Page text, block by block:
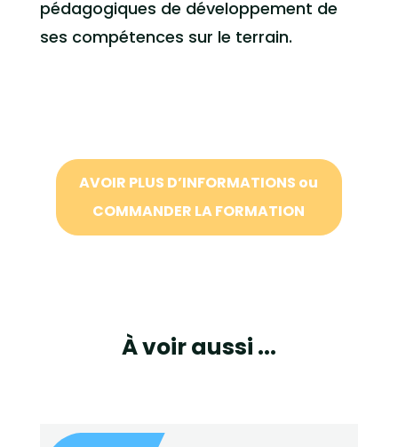
pédagogiques de développement de
ses compétences sur le terrain.
AVOIR PLUS D’INFORMATIONS ou
COMMANDER LA FORMATION
À voir aussi ...